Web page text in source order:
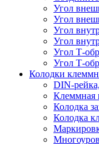
Угол
Угол
Угол
Угол
Угол Т-
Угол Т-
Колодки
DIN-
Клеммная
Колодка
Колодка